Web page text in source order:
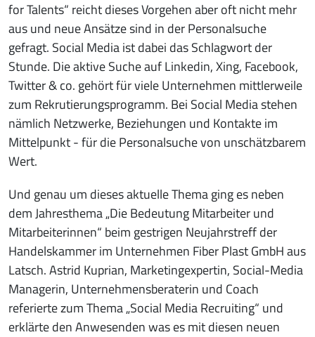
for Talents“ reicht dieses Vorgehen aber oft nicht mehr
aus und neue Ansätze sind in der Personalsuche
gefragt. Social Media ist dabei das Schlagwort der
Stunde. Die aktive Suche auf Linkedin, Xing, Facebook,
Twitter & co. gehört für viele Unternehmen mittlerweile
zum Rekrutierungsprogramm. Bei Social Media stehen
nämlich Netzwerke, Beziehungen und Kontakte im
Mittelpunkt - für die Personalsuche von unschätzbarem
Wert.
Und genau um dieses aktuelle Thema ging es neben
dem Jahresthema „Die Bedeutung Mitarbeiter und
Mitarbeiterinnen“ beim gestrigen Neujahrstreff der
Handelskammer im Unternehmen Fiber Plast GmbH aus
Latsch. Astrid Kuprian, Marketingexpertin, Social-Media
Managerin, Unternehmensberaterin und Coach
referierte zum Thema „Social Media Recruiting“ und
erklärte den Anwesenden was es mit diesen neuen